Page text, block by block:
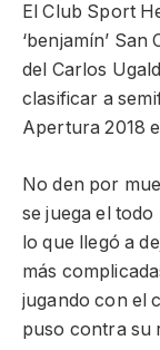
El Club Sport
‘benjamín’
del Carlos
clasificar a
Apertura 2018
No den por
se juega el
lo que llegó a
más
jugando con el
puso contra su